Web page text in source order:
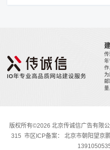
传
年
作
为
量
版权所有©2026 北京传诚信广告有限
315 市区ICP备案： 北京市朝阳望京